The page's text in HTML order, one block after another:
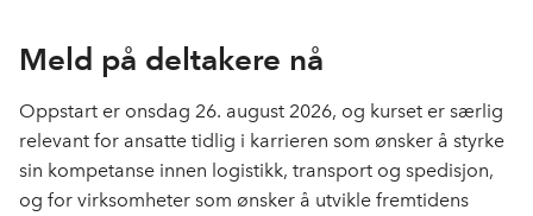
Meld på deltakere nå
Oppstart er onsdag 26. august 2026, og kurset er særlig
relevant for ansatte tidlig i karrieren som ønsker å styrke
sin kompetanse innen logistikk, transport og spedisjon,
og for virksomheter som ønsker å utvikle fremtidens